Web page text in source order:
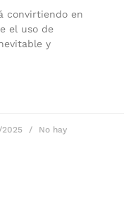
convirtiendo en
el uso de
y
2025
No hay